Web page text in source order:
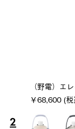
（野電）エ
￥68,600 (税
2